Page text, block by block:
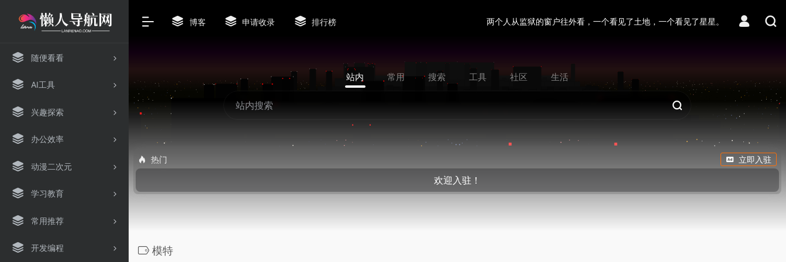
随便看看
AI工具
兴趣探索
办公效率
动漫二次元
学习教育
常用推荐
开发编程
博客 申请收录 排行榜 两个人从监狱的窗户往外看，一个看见了土地，一个看见了星星。
站内 常用 搜索 工具 社区 生活
热门 立即入驻
欢迎入驻！
模特